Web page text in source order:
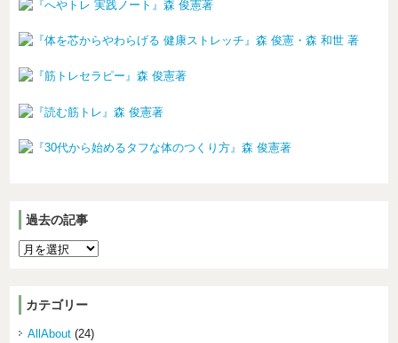
過去の記事
カテゴリー
AllAbout (24)